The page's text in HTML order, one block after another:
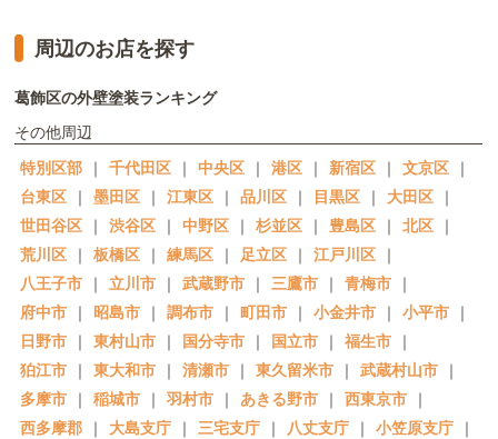
周辺のお店を探す
葛飾区の外壁塗装ランキング
その他周辺
特別区部 ｜ 千代田区 ｜ 中央区 ｜ 港区 ｜ 新宿区 ｜ 文京区 ｜
台東区 ｜ 墨田区 ｜ 江東区 ｜ 品川区 ｜ 目黒区 ｜ 大田区 ｜
世田谷区 ｜ 渋谷区 ｜ 中野区 ｜ 杉並区 ｜ 豊島区 ｜ 北区 ｜
荒川区 ｜ 板橋区 ｜ 練馬区 ｜ 足立区 ｜ 江戸川区 ｜
八王子市 ｜ 立川市 ｜ 武蔵野市 ｜ 三鷹市 ｜ 青梅市 ｜
府中市 ｜ 昭島市 ｜ 調布市 ｜ 町田市 ｜ 小金井市 ｜ 小平市 ｜
日野市 ｜ 東村山市 ｜ 国分寺市 ｜ 国立市 ｜ 福生市 ｜
狛江市 ｜ 東大和市 ｜ 清瀬市 ｜ 東久留米市 ｜ 武蔵村山市 ｜
多摩市 ｜ 稲城市 ｜ 羽村市 ｜ あきる野市 ｜ 西東京市 ｜
西多摩郡 ｜ 大島支庁 ｜ 三宅支庁 ｜ 八丈支庁 ｜ 小笠原支庁 ｜